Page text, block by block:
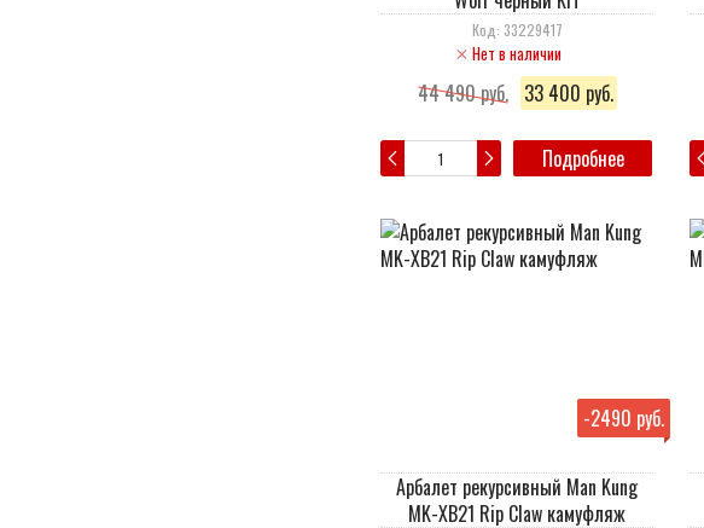
Код: 33229417
Нет в наличии
44 490 руб. 33 400 руб.
Подробнее
-2490 руб.
Арбалет рекурсивный Man Kung
MK-XB21 Rip Claw камуфляж